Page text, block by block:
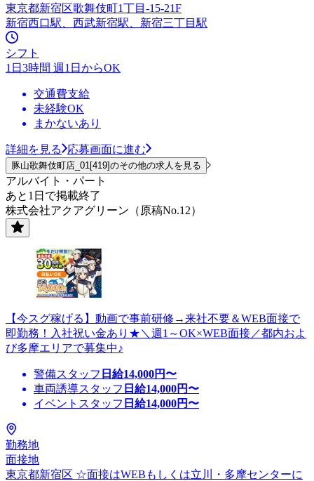
東京都新宿区歌舞伎町1丁目-15-21F
新宿西口駅、西武新宿駅、新宿三丁目駅
シフト
1日3時間 週1日からOK
交通費支給
未経験OK
まかないあり
詳細を見る 応募画面に進む
豚山歌舞伎町店_01[419]のその他の求人を見る
アルバイト・パート
あと1日で掲載終了
株式会社アクアグリーン（原稿No.12）
【今スグ稼げる】動画で事前研修→来社不要＆WEB面接で
即勤務！入社祝い金あり★＼週1～OK×WEB面接／都内およ
び多摩エリアで募集中♪
警備スタッフ 日給14,000円〜
車両誘導スタッフ 日給14,000円〜
イベントスタッフ 日給14,000円〜
勤務地
面接地
東京都新宿区 ☆面接はWEBもしくは立川・多摩センターに